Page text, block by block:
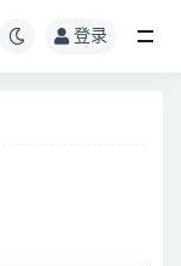
登录